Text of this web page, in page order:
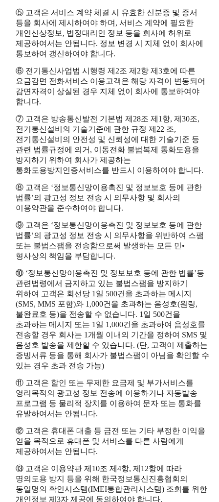
⑤ 고객은 서비스 계약 체결 시 유효한 신분증 및 증서
등을 회사에 제시하여야 하며, 서비스 계약에 필요한
개인신상정보, 법정대리인 정보 등을 회사에 허위로
제공하여서는 안됩니다. 정보 변경 시 지체 없이 회사에
통보하여 갱신하여야 합니다.
⑥ 전기통신사업법 시행령 제2조 제2항 제3호에 따른
요금감면 전화서비스 이용고객은 해당 자격이 변동되어
감면자격이 상실된 경우 지체 없이 회사에 통보하여야
합니다.
⑦ 고객은 방송통신발전 기본법 제28조 제1항, 제30조,
전기통신설비의 기술기준에 관한 규정 제22 조,
전기통신설비의 안전성 및 신뢰성에 대한 기술기준 등
관련 법률규정에 의거, 이동전화 불법복제 통화도용을
방지하기 위하여 회사가 제공하는
통화도용방지인증서비스를 반드시 이용하여야 합니다.
⑧ 고객은 ‘정보통신망이용촉진 및 정보보호 등에 관한
법률’의 광고성 정보 전송 시 의무사항 및 회사의
이용약관을 준수하여야 합니다.
⑨ 고객은 ‘정보통신망이용촉진 및 정보보호 등에 관한
법률’의 광고성 정보 전송 시 의무사항을 위반하여 스팸
또는 불법스팸을 전송함으로써 발생하는 모든 민•
형사상의 책임을 부담합니다.
⑩ ‘정보통신망이용촉진 및 정보보호 등에 관한 법률’등
관련법령에서 금지하고 있는 불법스팸을 방지하기
위하여 고객은 회선당 1일 500건을 초과하는 메시지
(SMS, MMS 포함)와 1,000건을 초과하는 음성호(원링,
불완료호 등)을 전송할 수 없습니다. 1일 500건을
초과하는 메시지 또는 1일 1,000건을 초과하여 음성호를
전송할 경우 회사는 1개월 이내의 기간을 정하여 SMS 및
음성호 발송을 제한할 수 있습니다. (단, 고객이 제출하는
증빙서류 등을 통해 회사가 불법스팸이 아님을 확인할 수
있는 경우 초과 전송 가능)
⑪ 고객은 할인 또는 무제한 요금제 및 부가서비스를
영리목적의 광고성 정보 전송에 이용하거나 자동발송
프로그램 등 물리적 장치를 이용하여 문자 또는 통화를
유발하여서는 안됩니다.
⑫ 고객은 휴대폰 대출 등 금전 또는 기타 부정한 이익을
얻을 목적으로 휴대폰 및 서비스를 다른 사람에게
제공하여서는 안됩니다.
⑬ 고객은 이용약관 제10조 제4항, 제12항에 따라
명의도용 방지 등을 위해 한국정보통신진흥협회의
동일명의 확인시스템(IMEI통합관리시스템) 조회를 위한
개인정보 제3자 제공에 동의하여야 합니다.